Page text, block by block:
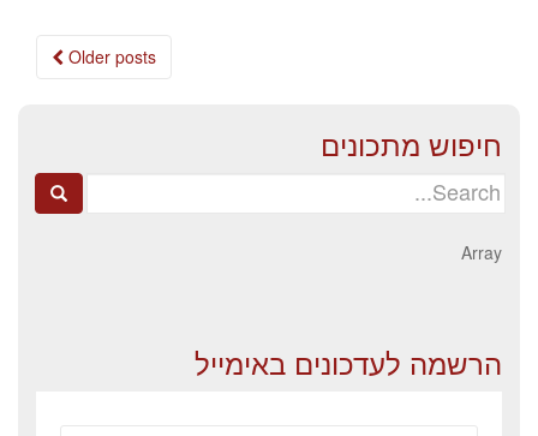
Posts
Older posts
חיפוש מתכונים
Search
Array
הרשמה לעדכונים באימייל